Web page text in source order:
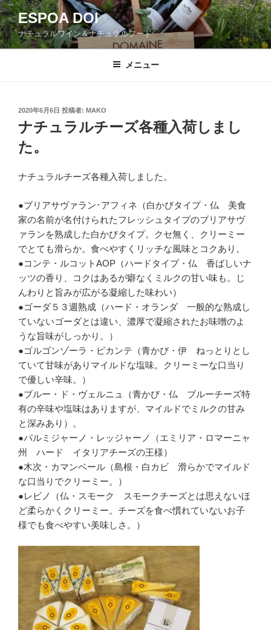
コ
ン
テ
ン
ESPOA DOI
ナチュラルワイン＆ナチュラルフード
メニュー
投
稿
日:
2020年6月6日 投稿者: MAKO
ナチュラルチーズ各種入荷しまし
た。
ナチュラルチーズ各種入荷しました。
●ブリアサヴァラン･アフィネ（白かびタイプ・仏 美食
家の名前が名付けられたフレッシュタイプのブリアサヴ
ァランを熟成した白かびタイプ。クセ無く、クリーミー
でとても滑らか。食べやすくリッチな風味とコクあり。
●コンテ・ルコットAOP（ハードタイプ・仏 香ばしいナ
ッツの香り、コクはあるが癖なくミルクの甘い味も。じ
んわりと旨みが広がる凝縮した味わい）
●ゴーダ５３週熟成（ハード・オランダ 一般的な熟成し
ていないゴーダとは違い、濃厚で凝縮されたお味噌のよ
うな旨味がしっかり。）
●ゴルゴンゾーラ・ピカンテ（青かび・伊 ねっとりとし
ていて甘味がありマイルドな塩味。クリーミーな口当り
で優しい辛味。）
●ブルー・ド・ヴェルニュ（青かび・仏 ブルーチーズ特
有の辛味や塩味はありますが、マイルドでミルクの甘み
と深みあり）。
●パルミジャーノ・レッジャーノ（エミリア・ロマーニャ
州 ハード イタリアチーズの王様）
●木次・カマンベール（島根・白カビ 滑らかでマイルド
な口当りでクリーミー。）
●レビノ（仏・スモーク スモークチーズとは思えないほ
ど柔らかくクリーミー。チーズを食べ慣れていないお子
様でも食べやすい美味しさ。）